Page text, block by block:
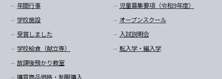
年間行事
学校施設
受賞しました
学校給食（献立等）
放課後預かり教室
購買商品価格・制服購入
児童募集要項（令和9年度）
オープンスクール
入試説明会
転入学・編入学